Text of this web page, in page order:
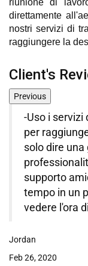
riunione di
direttamente
nostri servizi di
raggiungere la
Client's
Previous
di Noble
l'aeroporto
grande
impegno e
Mi ha
periodo
di!!!